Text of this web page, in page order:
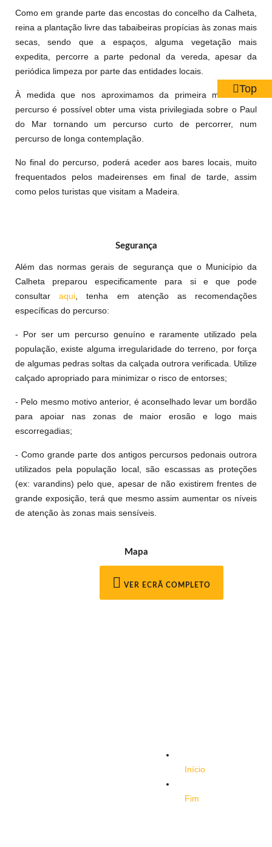
Como em grande parte das encostas do concelho da Calheta,
reina a plantação livre das tabaibeiras propícias às zonas mais
secas, sendo que a espaços, alguma vegetação mais
expedita, percorre a parte pedonal da vereda, apesar da
periódica limpeza por parte das entidades locais.
À medida que nos aproximamos da primeira metade do
percurso é possível obter uma vista privilegiada sobre o Paul
do Mar tornando um percurso curto de percorrer, num
percurso de longa contemplação.
No final do percurso, poderá aceder aos bares locais, muito
frequentados pelos madeirenses em final de tarde, assim
como pelos turistas que visitam a Madeira.
Segurança
Além das normas gerais de segurança que o Município da
Calheta preparou especificamente para si e que pode
consultaraqui , tenha em atenção as recomendações
específicas do percurso:
- Por ser um percurso genuíno e raramente utilizado pela
população, existe alguma irregularidade do terreno, por força
de algumas pedras soltas da calçada outrora verificada. Utilize
calçado apropriado para minimizar o risco de entorses;
- Pelo mesmo motivo anterior, é aconselhado levar um bordão
para apoiar nas zonas de maior erosão e logo mais
escorregadias;
- Como grande parte dos antigos percursos pedonais outrora
utilizados pela população local, são escassas as proteções
(ex: varandins) pelo que, apesar de não existirem frentes de
grande exposição, terá que mesmo assim aumentar os níveis
de atenção às zonas mais sensíveis.
Mapa
VER ECRÃ COMPLETO
Início
Fim
Top